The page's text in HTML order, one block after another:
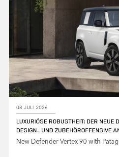
08 JULI 2026
LUXURIÖSE ROBUSTHEIT: DER NEUE
DESIGN‑ UND ZUBEHÖROFFENSIVE
New Defender Vertex 90 with